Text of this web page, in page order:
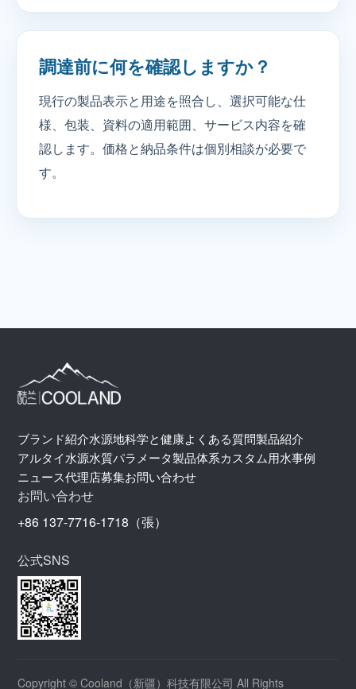
調達前に何を確認しますか？
現行の製品表示と用途を照合し、選択可能な仕
様、包装、資料の適用範囲、サービス内容を確
認します。価格と納品条件は個別相談が必要で
す。
ブランド紹介水源地科学と健康よくある質問製品紹介
アルタイ水源水質パラメータ製品体系カスタム用水事例
ニュース代理店募集お問い合わせ
お問い合わせ
+86 137-7716-1718（張）
公式SNS
Copyright © Cooland（新疆）科技有限公司 All Rights